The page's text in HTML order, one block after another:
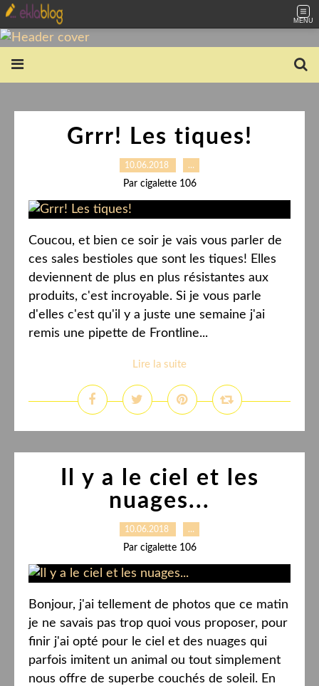
MENU
Grrr! Les tiques!
10.06.2018 …
Par cigalette 106
Coucou, et bien ce soir je vais vous parler de
ces sales bestioles que sont les tiques! Elles
deviennent de plus en plus résistantes aux
produits, c'est incroyable. Si je vous parle
d'elles c'est qu'il y a juste une semaine j'ai
remis une pipette de Frontline...
Lire la suite
Il y a le ciel et les
nuages...
10.06.2018 …
Par cigalette 106
Bonjour, j'ai tellement de photos que ce matin
je ne savais pas trop quoi vous proposer, pour
finir j'ai opté pour le ciel et des nuages qui
parfois imitent un animal ou tout simplement
nous offre de superbe couchés de soleil. En